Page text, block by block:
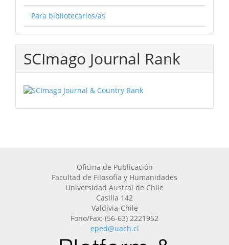
Para bibliotecarios/as
SCImago Journal Rank
Oficina de Publicación
Facultad de Filosofía y Humanidades
Universidad Austral de Chile
Casilla 142
Valdivia-Chile
Fono/Fax: (56-63) 2221952
eped@uach.cl